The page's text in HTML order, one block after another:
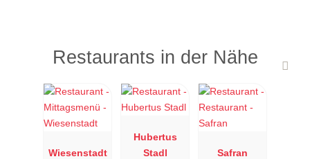
Restaurants in der Nähe
Wiesenstadt
Hubertus
Stadl
Safran